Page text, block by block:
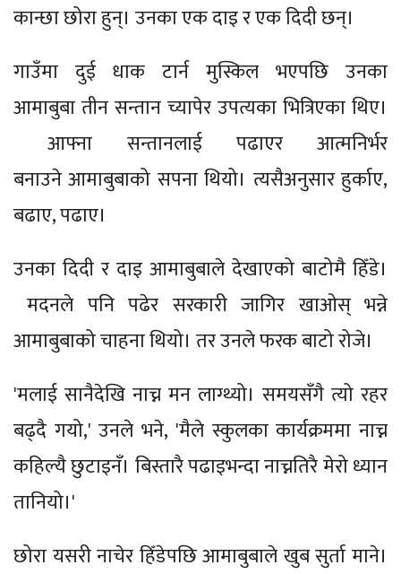
कान्छा छोरा हुन्। उनका एक दाइ र एक दिदी छन्।
गाउँमा दुई धाक टार्न मुस्किल भएपछि उनका
आमाबुबा तीन सन्तान च्यापेर उपत्यका भित्रिएका थिए।
आफ्ना सन्तानलाई पढाएर आत्मनिर्भर
बनाउने आमाबुबाको सपना थियो। त्यसैअनुसार हुर्काए,
बढाए, पढाए।
उनका दिदी र दाइ आमाबुबाले देखाएको बाटोमै हिँडे।
मदनले पनि पढेर सरकारी जागिर खाओस् भन्ने
आमाबुबाको चाहना थियो। तर उनले फरक बाटो रोजे।
'मलाई सानैदेखि नाच्न मन लाग्थ्यो। समयसँगै त्यो रहर
बढ्दै गयो,' उनले भने, 'मैले स्कुलका कार्यक्रममा नाच्न
कहिल्यै छुटाइनँ। बिस्तारै पढाइभन्दा नाच्नतिरै मेरो ध्यान
तानियो।'
छोरा यसरी नाचेर हिँडेपछि आमाबुबाले खुब सुर्ता माने।